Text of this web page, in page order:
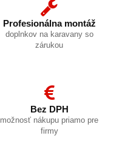
Profesionálna montáž
doplnkov na karavany so
zárukou
Bez DPH
možnosť nákupu priamo pre
firmy